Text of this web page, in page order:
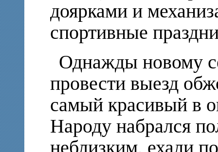
доярками и
спортивные
Однажды новому
провести выезд
самый красивый в
Народу набрался
неблизким, ехали